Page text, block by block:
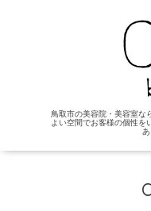
鳥取市の美容院・美容室
よい空間でお客様の個性を